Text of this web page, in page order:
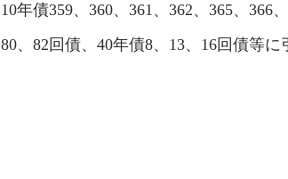
10年債359、360、361、362、365、366
80、82回債、40年債8、13、16回債等に